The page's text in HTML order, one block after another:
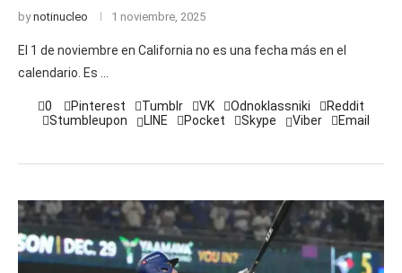
bynotinucleo 1 noviembre, 2025
El 1 de noviembre en California no es una fecha más en el
calendario. Es …
0 Pinterest Tumblr VK Odnoklassniki
Reddit
Stumbleupon
LINE Pocket Skype Viber Email